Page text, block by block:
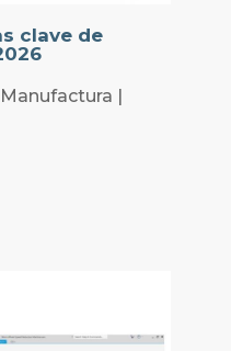
clave de
|